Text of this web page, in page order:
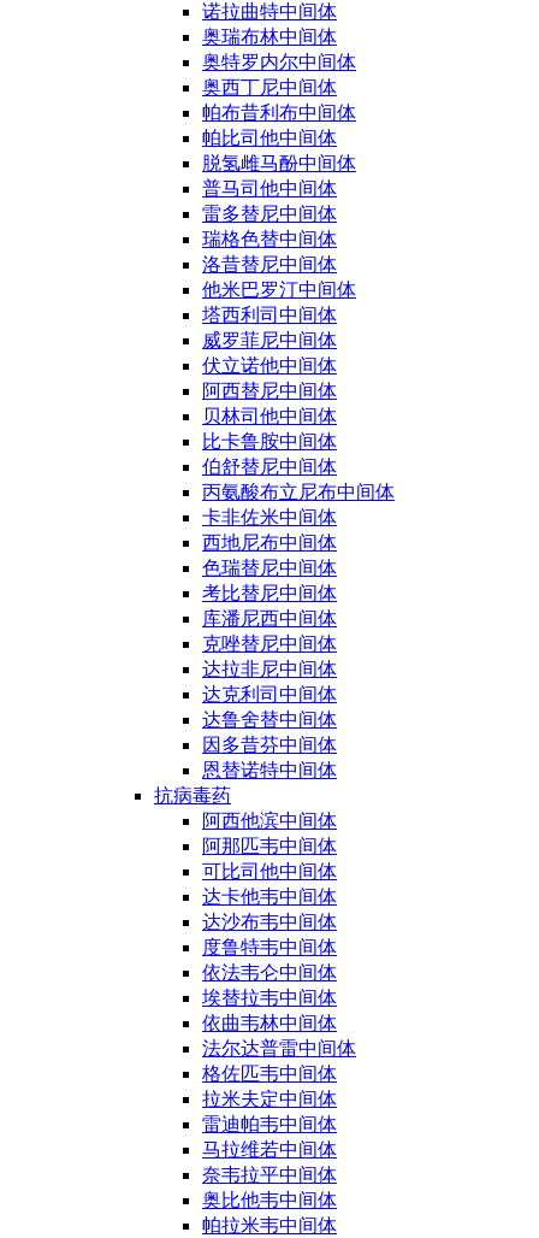
诺拉曲特中间体
奥瑞布林中间体
奥特罗内尔中间体
奥西丁尼中间体
帕布昔利布中间体
帕比司他中间体
脱氢雌马酚中间体
普马司他中间体
雷多替尼中间体
瑞格色替中间体
洛昔替尼中间体
他米巴罗汀中间体
塔西利司中间体
威罗菲尼中间体
伏立诺他中间体
阿西替尼中间体
贝林司他中间体
比卡鲁胺中间体
伯舒替尼中间体
丙氨酸布立尼布中间体
卡非佐米中间体
西地尼布中间体
色瑞替尼中间体
考比替尼中间体
库潘尼西中间体
克唑替尼中间体
达拉非尼中间体
达克利司中间体
达鲁舍替中间体
因多昔芬中间体
恩替诺特中间体
抗病毒药
阿西他滨中间体
阿那匹韦中间体
可比司他中间体
达卡他韦中间体
达沙布韦中间体
度鲁特韦中间体
依法韦仑中间体
埃替拉韦中间体
依曲韦林中间体
法尔达普雷中间体
格佐匹韦中间体
拉米夫定中间体
雷迪帕韦中间体
马拉维若中间体
奈韦拉平中间体
奥比他韦中间体
帕拉米韦中间体